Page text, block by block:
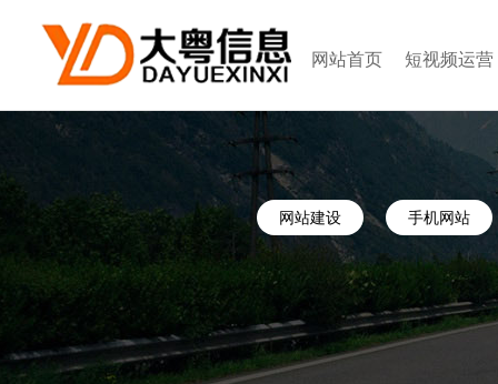
网站首页 短视频运营
网站建设 手机网站